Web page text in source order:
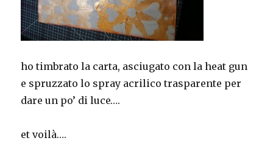
ho timbrato la carta, asciugato con la heat gun
e spruzzato lo spray acrilico trasparente per
dare un po’ di luce….
et voilà….